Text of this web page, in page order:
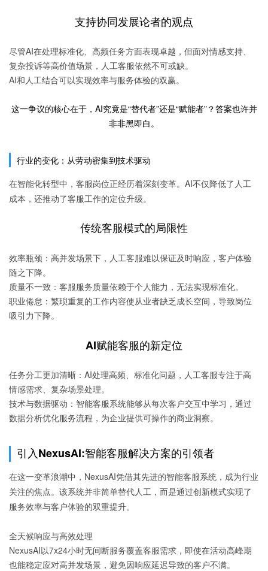
支持协同发展论者的观点
尽管AI在处理标准化、高频任务方面表现卓越，但面对情感支持、
复杂投诉等高价值场景，人工客服依然不可或缺。
AI和人工结合可以实现效率与服务体验的双赢。
这一争议的核心在于，AI究竟是“替代者”还是“赋能者”？答案也许并
非非黑即白。
行业的变化：从劳动密集到技术驱动
在智能化转型中，客服岗位正经历着深刻变革。AI不仅降低了人工
成本，还推动了客服工作的定位升级。
传统客服模式的局限性
效率瓶颈 ：高并发场景下，人工客服难以保证及时响应，客户体验
随之下降。
质量不一致 ：客服服务质量依赖于个人能力，无法实现标准化。
职业倦怠 ：繁琐重复的工作内容使从业者缺乏成长空间，导致岗位
吸引力下降。
AI赋能客服的新定位
任务分工更加清晰 ：AI处理高频、标准化问题，人工客服专注于高
情感需求、复杂场景处理。
技术与数据驱动 ：智能客服系统能够从每次客户交互中学习，通过
数据分析优化服务流程，为企业提供可操作的商业洞察。
引入NexusAI:智能客服解决方案的引领者
在这一变革浪潮中，NexusAI凭借其先进的智能客服系统，成为行业
关注的焦点。该系统并非简单替代人工，而是通过创新模式实现了
服务效率与客户体验的双重提升。
全天候响应与高效处理
NexusAI以7x24小时无间断服务覆盖客服需求，即使在活动高峰期
也能稳定应对高并发场景，避免因响应延迟导致的客户不满。